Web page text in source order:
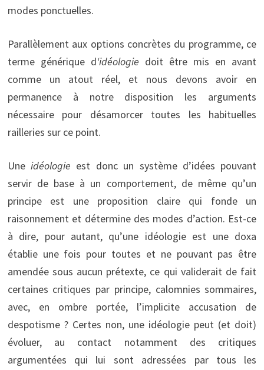
modes ponctuelles.
Parallèlement aux options concrètes du programme, ce
terme générique d‘idéologie doit être mis en avant
comme un atout réel, et nous devons avoir en
permanence à notre disposition les arguments
nécessaire pour désamorcer toutes les habituelles
railleries sur ce point.
Uneidéologie est donc un système d’idées pouvant
servir de base à un comportement, de même qu’un
principe est une proposition claire qui fonde un
raisonnement et détermine des modes d’action. Est-ce
à dire, pour autant, qu’une idéologie est une doxa
établie une fois pour toutes et ne pouvant pas être
amendée sous aucun prétexte, ce qui validerait de fait
certaines critiques par principe, calomnies sommaires,
avec, en ombre portée, l’implicite accusation de
despotisme ? Certes non, une idéologie peut (et doit)
évoluer, au contact notamment des critiques
argumentées qui lui sont adressées par tous les